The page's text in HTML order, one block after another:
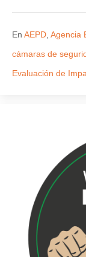
En AEPD Agencia
cámaras de
Evaluación de